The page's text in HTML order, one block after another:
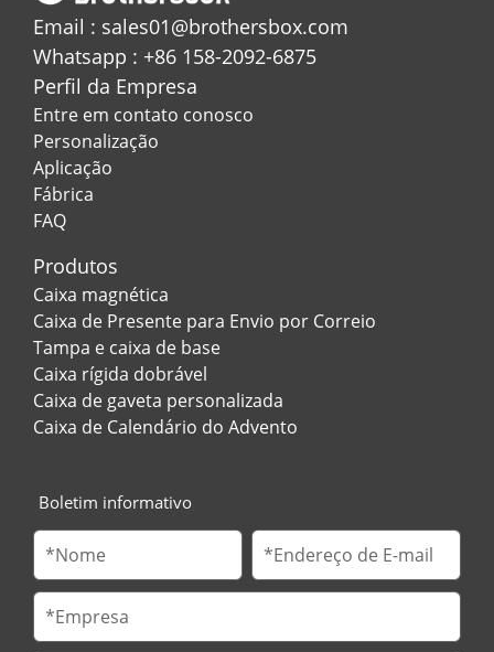
Email : sales01@brothersbox.com
Whatsapp : +86 158-2092-6875
Perfil da Empresa
Entre em contato conosco
Personalização
Aplicação
Fábrica
FAQ
Produtos
Caixa magnética
Caixa de Presente para Envio por Correio
Tampa e caixa de base
Caixa rígida dobrável
Caixa de gaveta personalizada
Caixa de Calendário do Advento
Boletim informativo